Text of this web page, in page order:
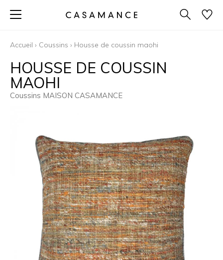
Accueil › Coussins › Housse de coussin maohi
HOUSSE DE COUSSIN
MAOHI
Coussins MAISON CASAMANCE